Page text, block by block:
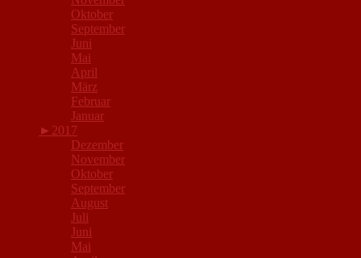
Oktober
September
Juni
Mai
April
März
Februar
Januar
► 2017
Dezember
November
Oktober
September
August
Juli
Juni
Mai